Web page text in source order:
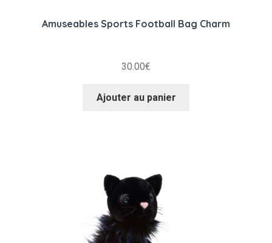
Amuseables Sports Football Bag Charm
30.00€
Ajouter au panier